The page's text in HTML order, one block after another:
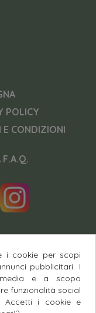
POLICY
E CONDIZIONI
F.A.Q.
i cookie per scopi
pubblicitari. I
e a scopo
funzionalità social
Accetti i cookie e